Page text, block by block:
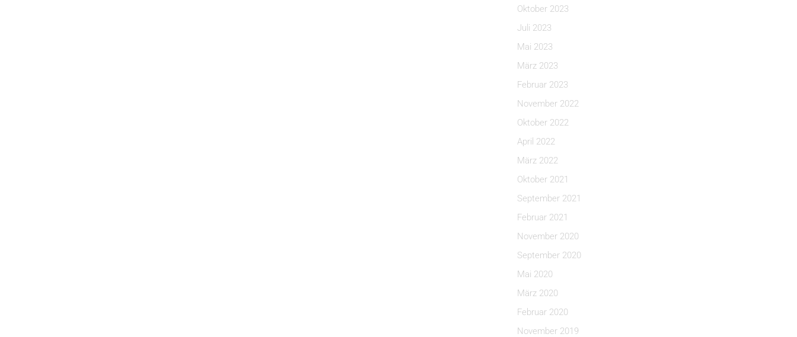
Oktober 2023
Juli 2023
Mai 2023
März 2023
Februar 2023
November 2022
Oktober 2022
April 2022
März 2022
Oktober 2021
September 2021
Februar 2021
November 2020
September 2020
Mai 2020
März 2020
Februar 2020
November 2019